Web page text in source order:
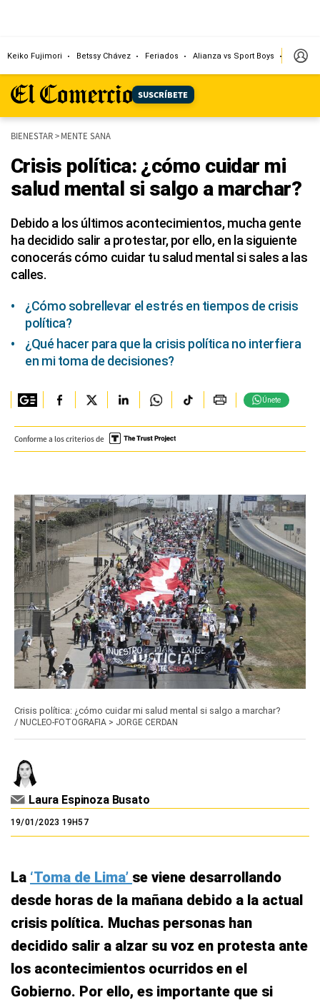
SUSCRÍBETE
Keiko Fujimori Betssy Chávez Feriados Alianza vs Sport Boys Jorge
BIENESTAR> MENTE SANA
Crisis política: ¿cómo cuidar mi
salud mental si salgo a marchar?
Debido a los últimos acontecimientos, mucha gente
ha decidido salir a protestar, por ello, en la siguiente
conocerás cómo cuidar tu salud mental si sales a las
calles.
¿Cómo sobrellevar el estrés en tiempos de crisis
política?
¿Qué hacer para que la crisis política no interfiera
en mi toma de decisiones?
Únete
Conforme a los criterios de
Crisis política: ¿cómo cuidar mi salud mental si salgo a marchar?
/ NUCLEO-FOTOGRAFIA > JORGE CERDAN
Laura Espinoza Busato
19/01/2023 19H57
La ‘Toma de Lima’ se viene desarrollando
desde horas de la mañana debido a la actual
crisis política. Muchas personas han
decidido salir a alzar su voz en protesta ante
los acontecimientos ocurridos en el
Gobierno. Por ello, es importante que si